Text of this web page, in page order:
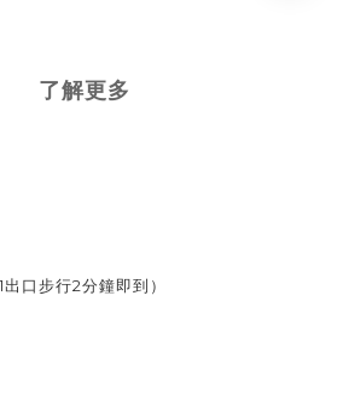
了解更多
口步行2分鐘即到）